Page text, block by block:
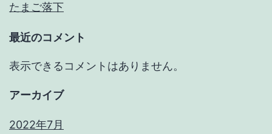
たまご落下
最近のコメント
表示できるコメントはありません。
アーカイブ
2022年7月